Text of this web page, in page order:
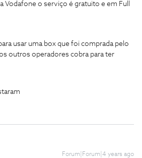
Vodafone o serviço é gratuito e em Full
usar uma box que foi comprada pelo
outros operadores cobra para ter
Forum|Forum|4 years ago